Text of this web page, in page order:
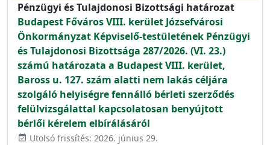
Pénzügyi és Tulajdonosi Bizottsági határozat
Budapest Főváros VIII. kerület Józsefvárosi
Önkormányzat Képviselő-testületének Pénzügyi
és Tulajdonosi Bizottsága 287/2026. (VI. 23.)
számú határozata a Budapest VIII. kerület,
Baross u. 127. szám alatti nem lakás céljára
szolgáló helyiségre fennálló bérleti szerződés
felülvizsgálattal kapcsolatosan benyújtott
bérlői kérelem elbírálásáról
event_available Utolsó frissítés: 2026. június 29.